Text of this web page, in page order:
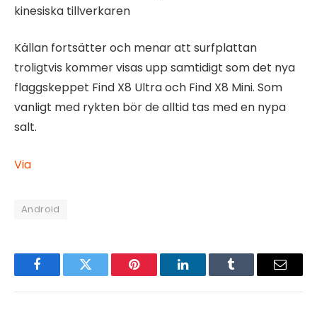
kinesiska tillverkaren
Källan fortsätter och menar att surfplattan
troligtvis kommer visas upp samtidigt som det nya
flaggskeppet Find X8 Ultra och Find X8 Mini. Som
vanligt med rykten bör de alltid tas med en nypa
salt.
Via
Android
FacebookTwitter Pinterest LinkedInTumblr Email